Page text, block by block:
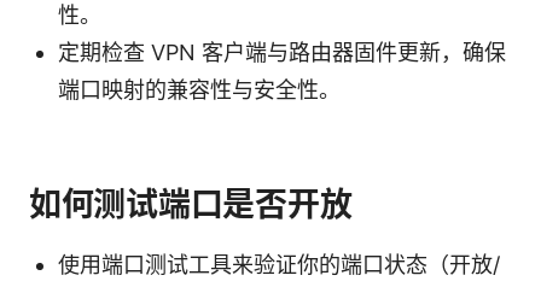
性。
定期检查 VPN 客户端与路由器固件更新，确保
端口映射的兼容性与安全性。
如何测试端口是否开放
使用端口测试工具来验证你的端口状态（开放/